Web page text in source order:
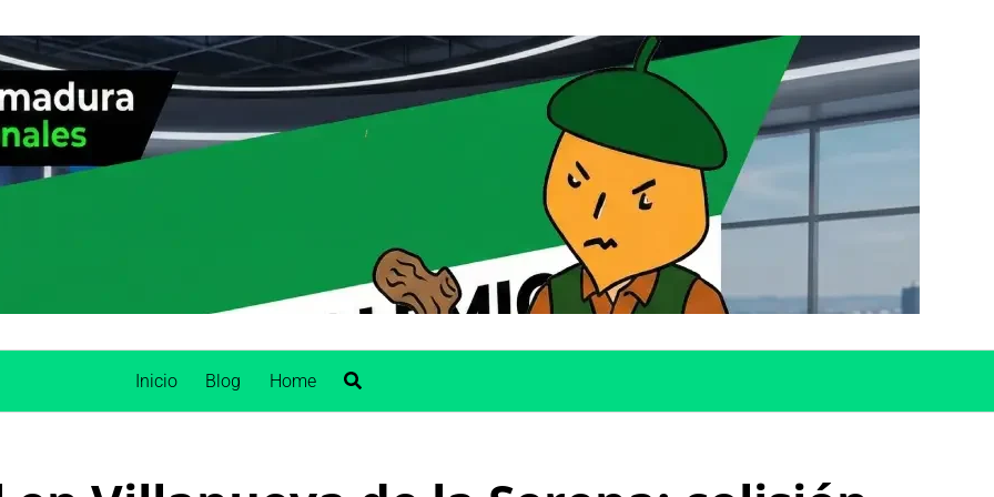
Inicio Blog Home